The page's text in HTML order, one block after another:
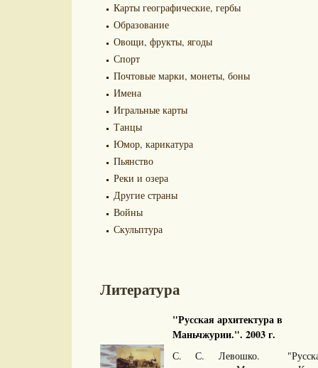
Карты географические, гербы
Образование
Овощи, фрукты, ягоды
Спорт
Почтовые марки, монеты, боны
Имена
Игральные карты
Танцы
Юмор, карикатура
Пьянство
Реки и озера
Другие страны
Войны
Скульптура
Литература
"Русская архитектура в
Маньчжурии.". 2003 г.
С. С. Левошко.